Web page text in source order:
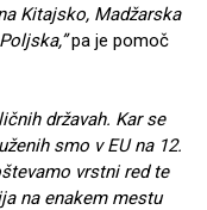
Kitajsko, Madžarska
pa je pomoč
državah. Kar se
smo v EU na 12.
vrstni red te
na enakem mestu